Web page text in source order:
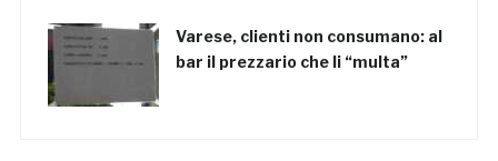
Varese, clienti non consumano: al
bar il prezzario che li “multa”